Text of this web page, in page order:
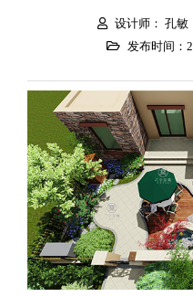
设计师： 孔敏
发布时间：